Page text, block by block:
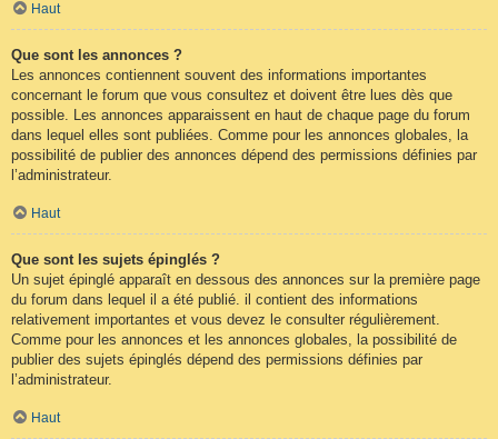
Haut
Que sont les annonces ?
Les annonces contiennent souvent des informations importantes
concernant le forum que vous consultez et doivent être lues dès que
possible. Les annonces apparaissent en haut de chaque page du forum
dans lequel elles sont publiées. Comme pour les annonces globales, la
possibilité de publier des annonces dépend des permissions définies par
l’administrateur.
Haut
Que sont les sujets épinglés ?
Un sujet épinglé apparaît en dessous des annonces sur la première page
du forum dans lequel il a été publié. il contient des informations
relativement importantes et vous devez le consulter régulièrement.
Comme pour les annonces et les annonces globales, la possibilité de
publier des sujets épinglés dépend des permissions définies par
l’administrateur.
Haut